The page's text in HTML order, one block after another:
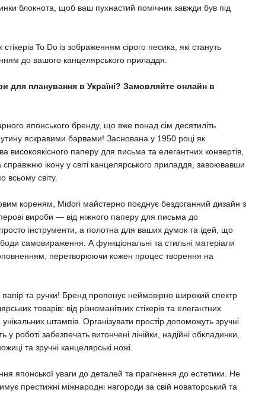
блокнота, щоб ваш пухнастий помічник завжди був під
To Do із зображенням сірого песика, які стануть
до вашого канцелярського приладдя.
для планування в Україні? Замовляйте онлайн в
японського бренду, що вже понад сім десятиліть
яскравими барвами! Заснована у 1950 році як
високоякісного паперу для письма та елегантних конвертів,
ікону у світі канцелярського приладдя, завоювавши
всьому світу.
кореням, Midori майстерно поєднує бездоганний дизайн з
вироби — від ніжного паперу для письма до
інструменти, а полотна для ваших думок та ідей, що
самовираження. А функціональні та стильні матеріали
перетворюючи кожен процес творення на
та ручки! Бренд пропонує неймовірно широкий спектр
товарів: від різноманітних стікерів та елегантних
штампів. Організувати простір допоможуть зручні
у роботі забезпечать витончені лінійки, надійні обкладинки,
та зручні канцелярські ножі.
японської уваги до деталей та прагнення до естетики. Не
престижні міжнародні нагороди за свій новаторський та